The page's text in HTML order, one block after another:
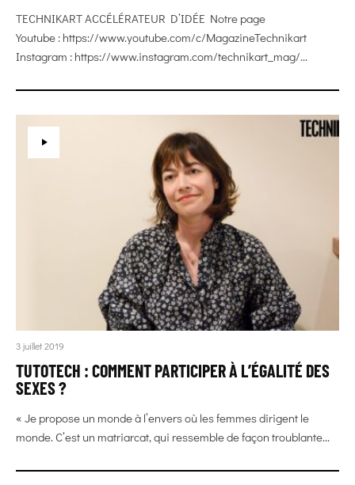
TECHNIKART ACCÉLÉRATEUR D’IDÉE Notre page
Youtube : https://www.youtube.com/c/MagazineTechnikart
Instagram : https://www.instagram.com/technikart_mag/...
3 juillet 2019
TUTOTECH : COMMENT PARTICIPER À L’ÉGALITÉ DES
SEXES ?
« Je propose un monde à l’envers où les femmes dirigent le
monde. C’est un matriarcat, qui ressemble de façon troublante...